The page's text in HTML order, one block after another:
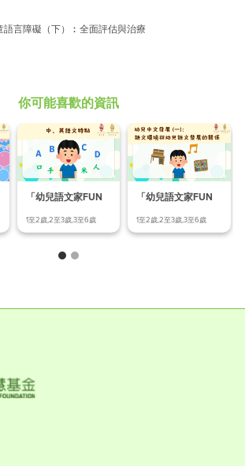
語言障礙（下）︰全面評估與治療
你可能喜歡的資訊
「幼兒語文家FUN
1至2歲,2至3歲,3至6歲
「幼兒語文家FUN
語文
1至2歲,2至3歲,3至6歲